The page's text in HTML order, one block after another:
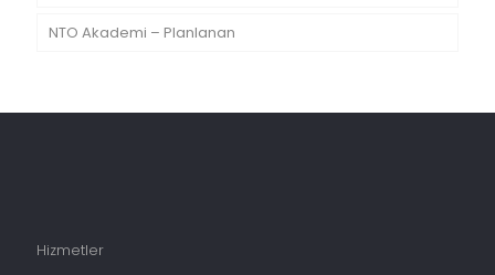
NTO Akademi – Planlanan
Hizmetler